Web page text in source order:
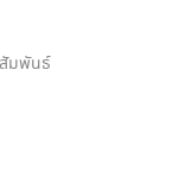
สัมพันธ์